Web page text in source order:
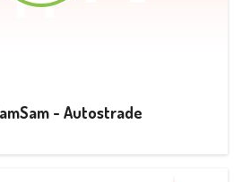
- Autostrade